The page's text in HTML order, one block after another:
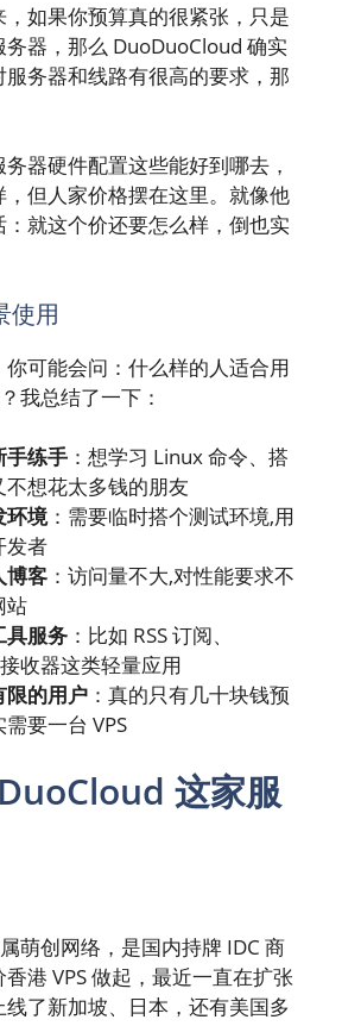
如果你预算真的很紧张，只是
器，那么 DuoDuoCloud 确实
务器和线路有很高的要求，那
器硬件配置这些能好到哪去，
但人家价格摆在这里。就像他
就这个价还要怎么样，倒也实
使用
可能会问：什么样的人适合用
我总结了一下：
手练手 ：想学习 Linux 命令、搭
想花太多钱的朋友
环境：需要临时搭个测试环境,用
发者
博客 ：访问量不大,对性能要求不
站
具服务 ：比如 RSS 订阅、
收器这类轻量应用
限的用户 ：真的只有几十块钱预
要一台 VPS
这家服
萌创网络，是国内持牌 IDC 商
港 VPS 做起，最近一直在扩张
了新加坡、日本，还有美国多